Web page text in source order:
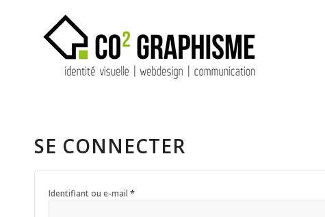
SE CONNECTER
Identifiant ou e-mail *